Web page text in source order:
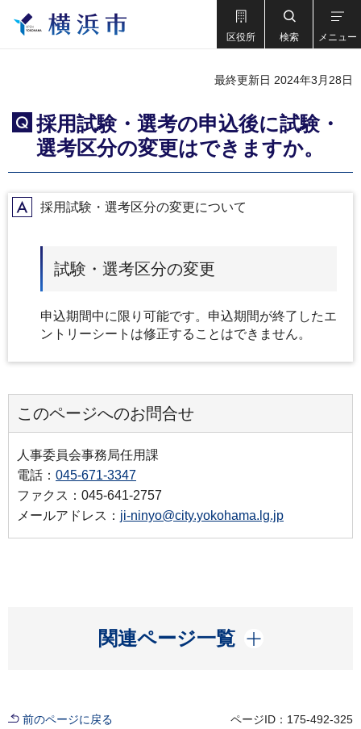
区役所 検索 メニュー
最終更新日 2024年3月28日
Q
採用試験・選考の申込後に試験・
選考区分の変更はできますか。
A採用試験・選考区分の変更について
試験・選考区分の変更
申込期間中に限り可能です。申込期間が終了したエ
ントリーシートは修正することはできません。
このページへのお問合せ
人事委員会事務局任用課
電話： 045-671-3347
ファクス：045-641-2757
メールアドレス： ji-ninyo@city.yokohama.lg.jp
関連ページ一覧
開く
前のページに戻る ページID：175-492-325